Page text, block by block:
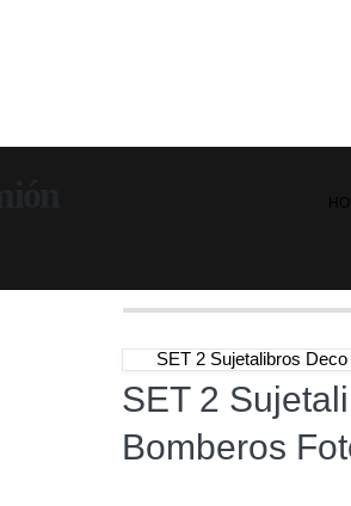
SET 2 Sujetalibros
SET 2
Bomberos